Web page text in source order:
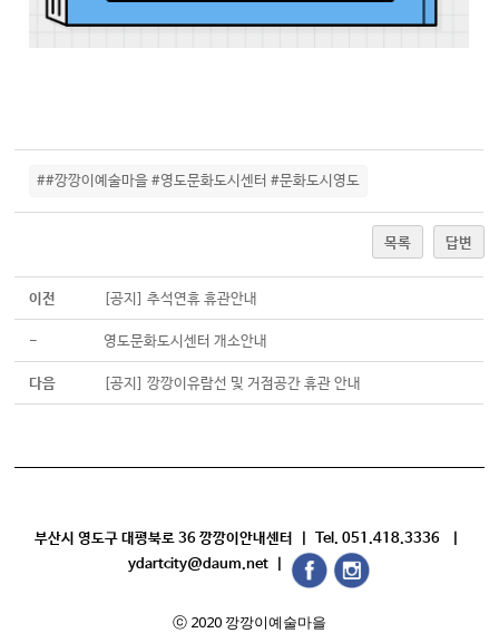
##깡깡이예술마을 #영도문화도시센터 #문화도시영도
목록 답변
이전 [공지] 추석연휴 휴관안내
- 영도문화도시센터 개소안내
다음 [공지] 깡깡이유람선 및 거점공간 휴관 안내
부산시 영도구 대평북로 36 깡깡이안내센터 | Tel. 051.418.3336 |
ydartcity@daum.net |
ⓒ 2020 깡깡이예술마을